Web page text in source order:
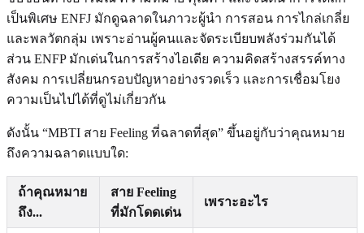
เป็นพิเศษ ENFJ มักดูฉลาดในภาวะผู้นำ การสอน การไกล่เกลี่ย
และพลวัตกลุ่ม เพราะอ่านผู้คนและจัดระเบียบพลังร่วมกันได้
ส่วน ENFP มักเด่นในการสร้างไอเดีย ความคิดสร้างสรรค์ทาง
สังคม การเปลี่ยนกรอบปัญหาอย่างรวดเร็ว และการเชื่อมโยง
ความเป็นไปได้ที่ดูไม่เกี่ยวกัน
ดังนั้น “MBTI สาย Feeling ที่ฉลาดที่สุด” ขึ้นอยู่กับว่าคุณหมาย
ถึงความฉลาดแบบใด:
ถ้าคุณหมาย
ถึง...
สาย Feeling
ที่มักโดดเด่น
เพราะอะไร